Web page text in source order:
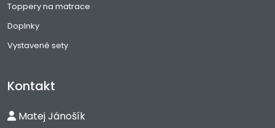
Toppery na matrace
Doplnky
Vystavené sety
Kontakt
Matej Jánošík